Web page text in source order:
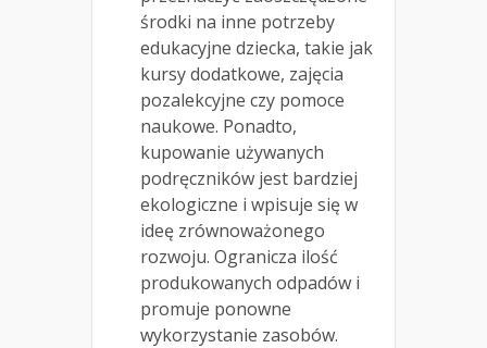
środki na inne potrzeby
edukacyjne dziecka, takie jak
kursy dodatkowe, zajęcia
pozalekcyjne czy pomoce
naukowe. Ponadto,
kupowanie używanych
podręczników jest bardziej
ekologiczne i wpisuje się w
ideę zrównoważonego
rozwoju. Ogranicza ilość
produkowanych odpadów i
promuje ponowne
wykorzystanie zasobów.